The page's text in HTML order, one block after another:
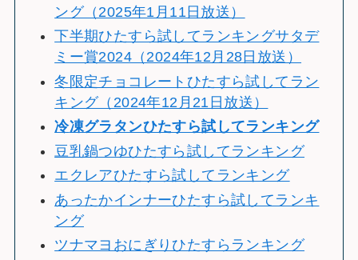
ング（2025年1月11日放送）
下半期ひたすら試してランキングサタデ
ミー賞2024（2024年12月28日放送）
冬限定チョコレートひたすら試してラン
キング（2024年12月21日放送）
冷凍グラタンひたすら試してランキング
豆乳鍋つゆひたすら試してランキング
エクレアひたすら試してランキング
あったかインナーひたすら試してランキ
ング
ツナマヨおにぎりひたすらランキング